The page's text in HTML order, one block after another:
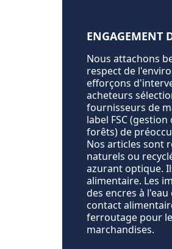
ENGAGEMENT
Nous attachons
respect de
efforçons
acheteurs
fournisseurs de
label FSC
forêts) de
Nos articles sont
naturels ou
azurant optique.
alimentaire. Les
des encres à
contact
ferroutage pour
marchandises.